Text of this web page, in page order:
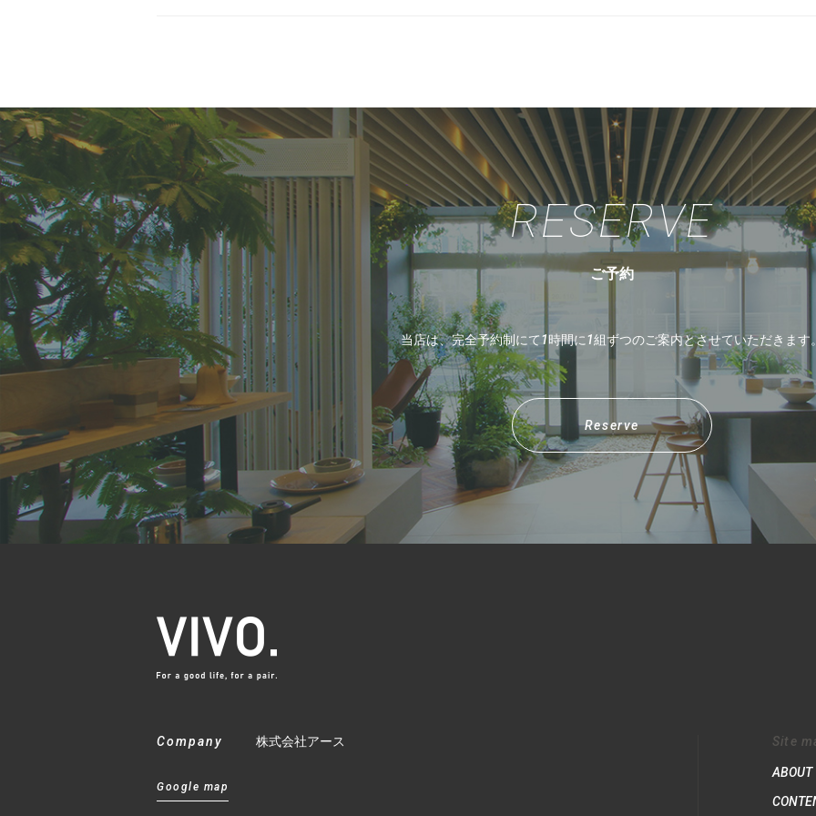
RESERVE
ご予約
当店は、完全予約制にて1時間に1組ずつのご案内とさせていただきます
Reserve
Company 株式会社アース
Google map
Site
ABOUT